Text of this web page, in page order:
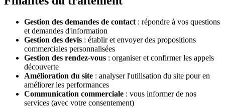
Gestion des demandes de contact : répondre à vos questions
et demandes d'information
Gestion des devis : établir et envoyer des propositions
commerciales personnalisées
Gestion des rendez-vous : organiser et confirmer les appels
découverte
Amélioration du site : analyser l'utilisation du site pour en
améliorer les performances
Communication commerciale : vous informer de nos
services (avec votre consentement)